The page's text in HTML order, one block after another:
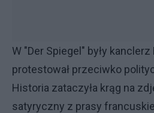
W "Der Spiegel" były
protestował przeciwko
Historia zataczyła krąg na
satyryczny z prasy